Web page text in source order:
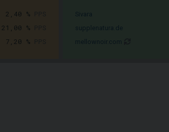
2,40 %
21,00 %
7,20 %